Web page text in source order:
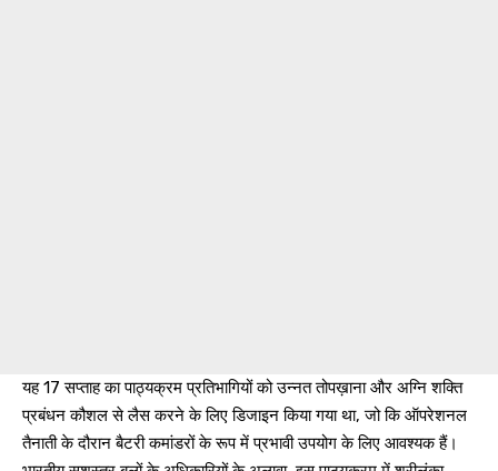
यह 17 सप्ताह का पाठ्यक्रम प्रतिभागियों को उन्नत तोपख़ाना और अग्नि शक्ति
प्रबंधन कौशल से लैस करने के लिए डिजाइन किया गया था, जो कि ऑपरेशनल
तैनाती के दौरान बैटरी कमांडरों के रूप में प्रभावी उपयोग के लिए आवश्यक हैं।